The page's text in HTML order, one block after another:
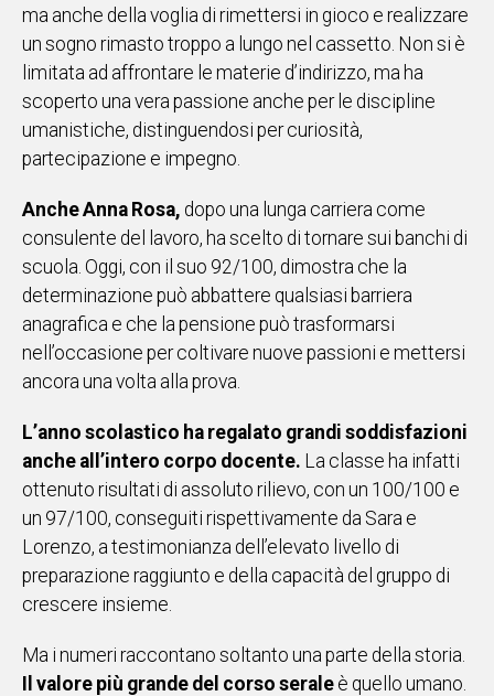
ma anche della voglia di rimettersi in gioco e realizzare
un sogno rimasto troppo a lungo nel cassetto. Non si è
limitata ad affrontare le materie d’indirizzo, ma ha
scoperto una vera passione anche per le discipline
umanistiche, distinguendosi per curiosità,
partecipazione e impegno.
Anche Anna Rosa, dopo una lunga carriera come
consulente del lavoro, ha scelto di tornare sui banchi di
scuola. Oggi, con il suo 92/100, dimostra che la
determinazione può abbattere qualsiasi barriera
anagrafica e che la pensione può trasformarsi
nell’occasione per coltivare nuove passioni e mettersi
ancora una volta alla prova.
L’anno scolastico ha regalato grandi soddisfazioni
anche all’intero corpo docente. La classe ha infatti
ottenuto risultati di assoluto rilievo, con un 100/100 e
un 97/100, conseguiti rispettivamente da Sara e
Lorenzo, a testimonianza dell’elevato livello di
preparazione raggiunto e della capacità del gruppo di
crescere insieme.
Ma i numeri raccontano soltanto una parte della storia.
Il valore più grande del corso serale è quello umano.